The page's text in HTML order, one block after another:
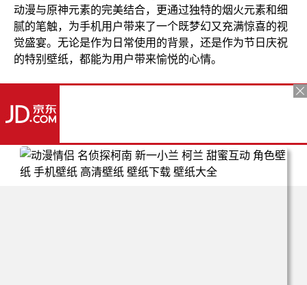
动漫与原神元素的完美结合，更通过独特的烟火元素和细
腻的笔触，为手机用户带来了一个既梦幻又充满惊喜的视
觉盛宴。无论是作为日常使用的背景，还是作为节日庆祝
的特别壁纸，都能为用户带来愉悦的心情。
更多推荐